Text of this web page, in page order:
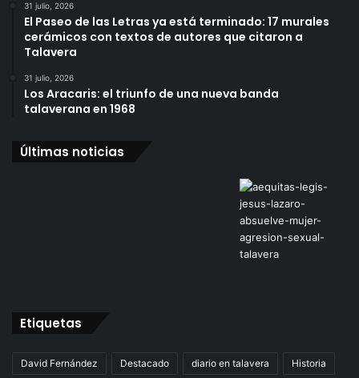
31 julio, 2026
El Paseo de las Letras ya está terminado: 17 murales
cerámicos con textos de autores que citaron a
Talavera
31 julio, 2026
Los Aracaris: el triunfo de una nueva banda
talaverana en 1968
Últimas noticias
Etiquetas
David Fernández Destacado diario en talavera Historia